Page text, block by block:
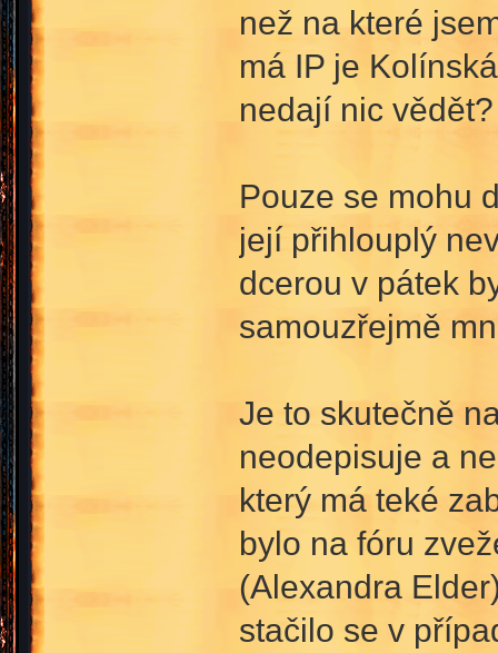
než na které
má IP je
nedají nic vědět?
Pouze se mohu
její přihlouplý
dcerou v pátek
samouzřejmě
Je to skutečně
neodepisuje a
který má teké
bylo na fóru
(Alexandra
stačilo se v